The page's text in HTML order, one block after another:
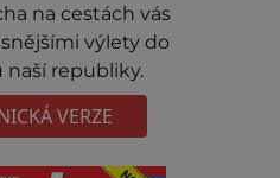
na cestách vás
výlety do
republiky.
VERZE